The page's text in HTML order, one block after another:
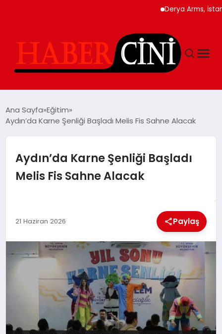
Derya Arms, İstanbul
GÜNCEL
MAGAZIN
GENEL
EKONOMI
Ana Sayfa Eğitim
Aydın’da Karne Şenliği Başladı Melis Fis Sahne Alacak
Aydın’da Karne Şenliği Başladı
Melis Fis Sahne Alacak
21 Haziran 2026 Paylaş